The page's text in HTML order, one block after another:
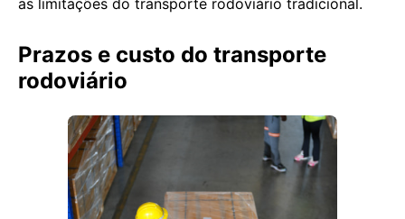
as limitações do transporte rodoviário tradicional.
Prazos e custo do transporte
rodoviário